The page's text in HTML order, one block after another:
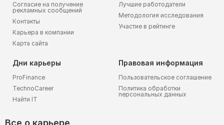
Все о карьере
Согласие на получение
рекламных сообщений
Контакты
Карьера в компании
Карта сайта
Лучшие работодатели
Методология исследования
Участие в рейтинге
Дни карьеры
ProFinance
TechnoCareer
Найти IT
Правовая информация
Пользовательское соглашение
Политика обработки
персональных данных